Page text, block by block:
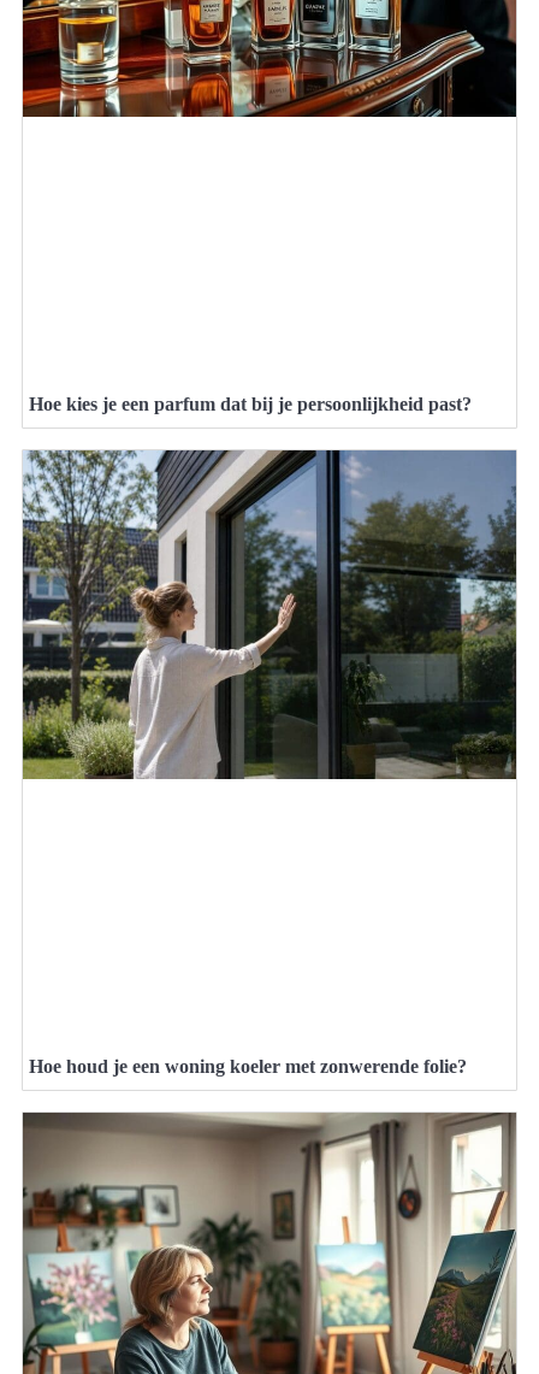
Hoe kies je een parfum dat bij je persoonlijkheid past?
Hoe houd je een woning koeler met zonwerende folie?